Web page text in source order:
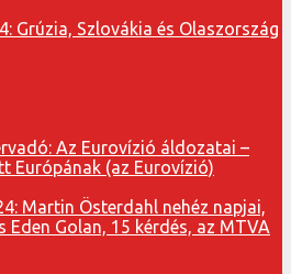
Grúzia, Szlovákia és Olaszország
Az Eurovízió áldozatai –
Európának (az Eurovízió)
Martin Österdahl nehéz napjai,
Eden Golan, 15 kérdés, az MTVA